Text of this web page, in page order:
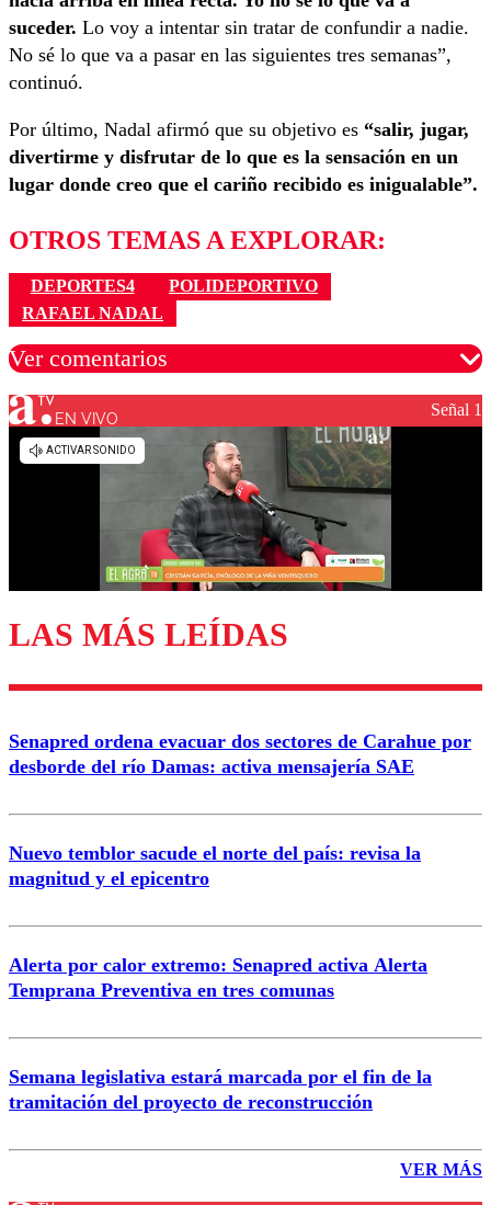
suceder. Lo voy a intentar sin tratar de confundir a nadie.
No sé lo que va a pasar en las siguientes tres semanas”,
continuó.
Por último, Nadal afirmó que su objetivo es “salir, jugar,
divertirme y disfrutar de lo que es la sensación en un
lugar donde creo que el cariño recibido es inigualable”.
OTROS TEMAS A EXPLORAR:
DEPORTES4
POLIDEPORTIVO
RAFAEL NADAL
Ver comentarios
Los comentarios son moderados para garantizar un
diálogo respetuoso.
Enviar comentario
EN VIVO Señal 1
LAS MÁS LEÍDAS
Senapred ordena evacuar dos sectores de Carahue por
desborde del río Damas: activa mensajería SAE
Nuevo temblor sacude el norte del país: revisa la
magnitud y el epicentro
Alerta por calor extremo: Senapred activa Alerta
Temprana Preventiva en tres comunas
Semana legislativa estará marcada por el fin de la
tramitación del proyecto de reconstrucción
VER MÁS